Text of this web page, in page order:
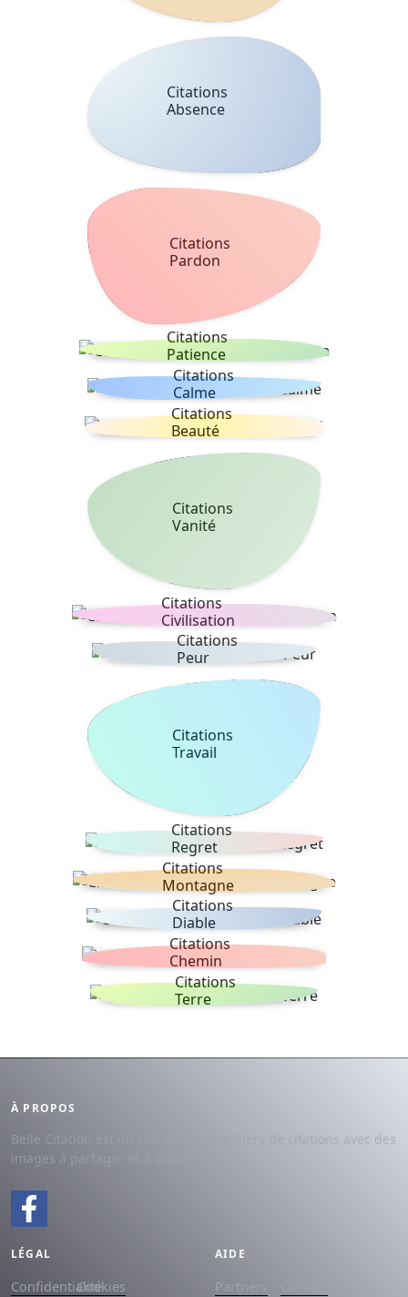
Citations
Absence
Citations
Pardon
Citations
Patience
Citations
Calme
Citations
Beauté
Citations
Vanité
Citations
Civilisation
Citations
Peur
Citations
Travail
Citations
Regret
Citations
Montagne
Citations
Diable
Citations
Chemin
Citations
Terre
À PROPOS
Belle Citation est un site avec des milliers de citations avec des
images à partager et à dédier.
LÉGAL
ConfidentialitéCookies
AIDE
Partners